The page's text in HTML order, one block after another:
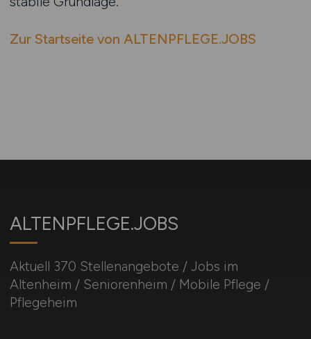
Zur Startseite von ALTENPFLEGE.JOBS
ALTENPFLEGE.JOBS
Aktuell 370 Stellenangebote / Jobs im
Altenheim / Seniorenheim / Mobile Pflege /
Pflegeheim